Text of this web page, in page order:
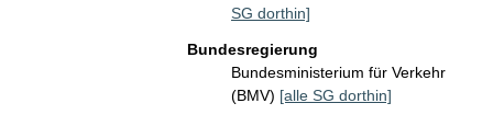
SG dorthin]
Bundesregierung
Bundesministerium für Verkehr
(BMV) [alle SG dorthin]